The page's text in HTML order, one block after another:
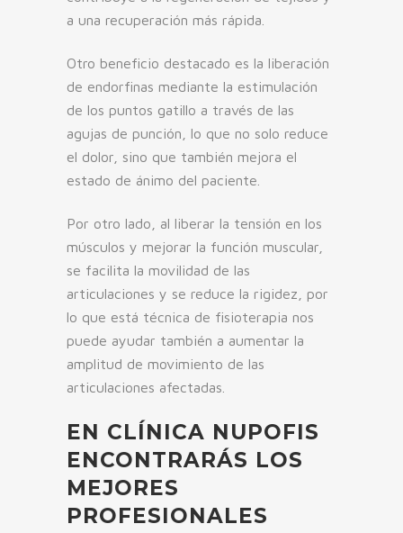
a una recuperación más rápida.
Otro beneficio destacado es la liberación
de endorfinas mediante la estimulación
de los puntos gatillo a través de las
agujas de punción, lo que no solo reduce
el dolor, sino que también mejora el
estado de ánimo del paciente.
Por otro lado, al liberar la tensión en los
músculos y mejorar la función muscular,
se facilita la movilidad de las
articulaciones y se reduce la rigidez, por
lo que está técnica de fisioterapia nos
puede ayudar también a aumentar la
amplitud de movimiento de las
articulaciones afectadas.
EN CLÍNICA NUPOFIS
ENCONTRARÁS LOS
MEJORES
PROFESIONALES